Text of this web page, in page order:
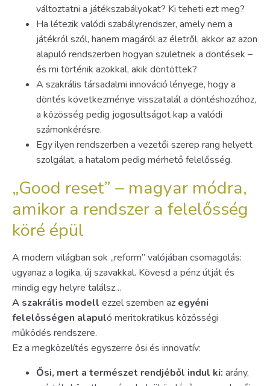
változtatni a játékszabályokat? Ki teheti ezt meg?
Ha létezik valódi szabályrendszer, amely nem a
játékról szól, hanem magáról az életről, akkor az azon
alapuló rendszerben hogyan születnek a döntések –
és mi történik azokkal, akik döntöttek?
A szakrális társadalmi innováció lényege, hogy a
döntés következménye visszatalál a döntéshozóhoz,
a közösség pedig jogosultságot kap a valódi
számonkérésre.
Egy ilyen rendszerben a vezetői szerep rang helyett
szolgálat, a hatalom pedig mérhető felelősség.
„Good reset” – magyar módra,
amikor a rendszer a felelősség
köré épül
A modern világban sok „reform” valójában csomagolás:
ugyanaz a logika, új szavakkal. Kövesd a pénz útját és
mindig egy helyre találsz…
A szakrális modell ezzel szemben az egyéni
felelősségen alapuló meritokratikus közösségi
működés rendszere.
Ez a megközelítés egyszerre ősi és innovatív:
Ősi, mert a természet rendjéből indul ki: arány,